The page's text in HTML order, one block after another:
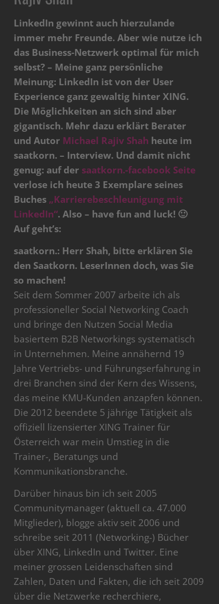
LinkedIn gewinnt auch hierzulande
immer mehr Freunde. Aber wie nutze ich
das Business-Netzwerk optimal für mich
selbst? – Meine ganz persönliche
Meinung: LinkedIn ist von der User
Experience ganz gewaltig hinter XING.
Die Möglichkeiten an sich sind aber
gigantisch. Mehr dazu erklärt Berater
und Autor Michael Rajiv Shah heute im
saatkorn. – Interview. Und damit nicht
genug: auf der saatkorn.-facebook Seite
verlose ich heute 3 Exemplare seines
Buches „Karrierebeschleunigung mit
LinkedIn“. Also – have fun and luck! 🙂
Auf geht’s:
saatkorn.: Herr Shah, bitte erklären Sie
den Saatkorn. LeserInnen doch, was Sie
so machen!
Seit dem Sommer 2007 arbeite ich als
professioneller Social Networking Coach
und bringe den Nutzen Social Media
basiertem B2B Networkings systematisch
in Unternehmen. Meine annähernd 19
Jahre Vertriebs- und Führungserfahrung in
drei Branchen sind der Kern des Wissens,
das meine KMU-Kunden anzapfen können.
Die 2012 beendete 5 jährige Tätigkeit als
offiziell lizensierter XING Trainer für
Österreich war mein Umstieg in die
Trainer-, Beratungs und
Kommunikationsbranche.
Darüber hinaus bin ich seit 2005
Communitymanager (aktuell ca. 47.000
Mitglieder), blogge aktiv seit 2006 und
schreibe seit 2011 (Networking-) Bücher
über XING, LinkedIn und Twitter. Eine
meiner grossen Leidenschaften sind
Zahlen, Daten und Fakten, die ich seit 2009
über die Netzwerke recherchiere,